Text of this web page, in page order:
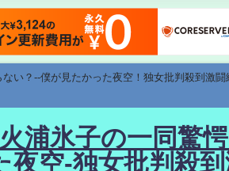
い？--僕が見たかった夜空！独女批判殺到激
浦氷子の一同驚
空-独女批判殺